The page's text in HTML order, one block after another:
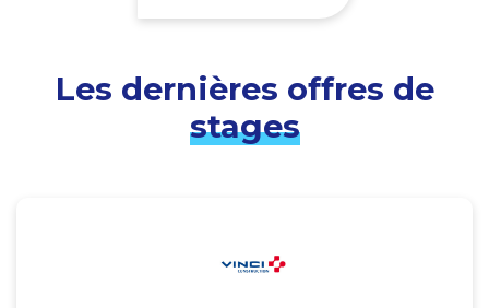
Les dernières offres de
stages